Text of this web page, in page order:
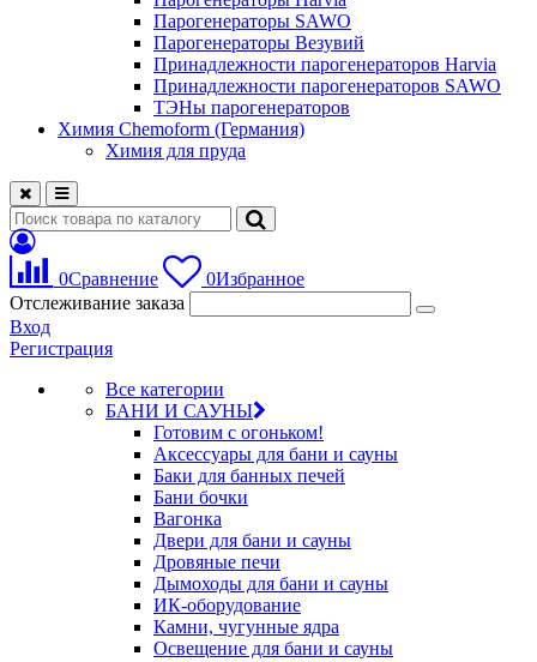
Парогенераторы SAWO
Парогенераторы Везувий
Принадлежности парогенераторов Harvia
Принадлежности парогенераторов SAWO
ТЭНы парогенераторов
Химия Chemoform (Германия)
Химия для пруда
0Сравнение 0Избранное
Отслеживание заказа
Вход
Регистрация
Все категории
БАНИ И САУНЫ
Готовим с огоньком!
Аксессуары для бани и сауны
Баки для банных печей
Бани бочки
Вагонка
Двери для бани и сауны
Дровяные печи
Дымоходы для бани и сауны
ИК-оборудование
Камни, чугунные ядра
Освещение для бани и сауны